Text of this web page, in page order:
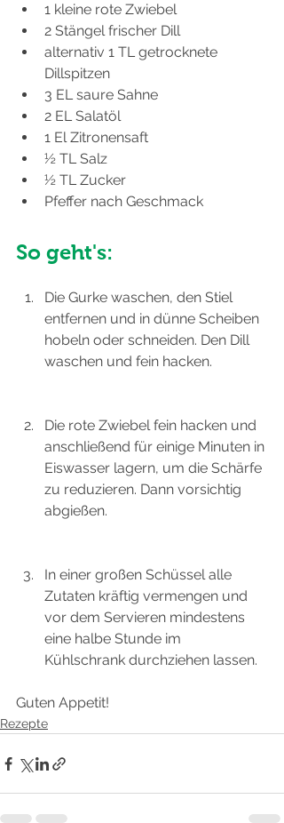
1 kleine rote Zwiebel
2 Stängel frischer Dill
alternativ 1 TL getrocknete
Dillspitzen
3 EL saure Sahne
2 EL Salatöl
1 El Zitronensaft
½ TL Salz
½ TL Zucker
Pfeffer nach Geschmack
So geht's:
Die Gurke waschen, den Stiel
entfernen und in dünne Scheiben
hobeln oder schneiden. Den Dill
waschen und fein hacken.
Die rote Zwiebel fein hacken und
anschließend für einige Minuten in
Eiswasser lagern, um die Schärfe
zu reduzieren. Dann vorsichtig
abgießen.
In einer großen Schüssel alle
Zutaten kräftig vermengen und
vor dem Servieren mindestens
eine halbe Stunde im
Kühlschrank durchziehen lassen.
Guten Appetit!
Rezepte